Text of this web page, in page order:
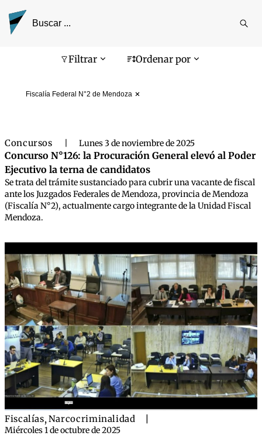
Filtrar Ordenar por
Fiscalía Federal N°2 de Mendoza
Pantalla de búsqueda
Concursos Lunes 3 de noviembre de 2025
Concurso N°126: la Procuración General elevó al Poder
Ejecutivo la terna de candidatos
Se trata del trámite sustanciado para cubrir una vacante de fiscal
ante los Juzgados Federales de Mendoza, provincia de Mendoza
(Fiscalía N°2), actualmente cargo integrante de la Unidad Fiscal
Mendoza.
Fiscalías,Narcocriminalidad
Miércoles 1 de octubre de 2025